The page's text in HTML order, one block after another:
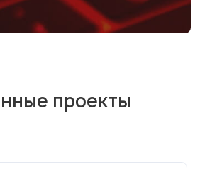
проекты